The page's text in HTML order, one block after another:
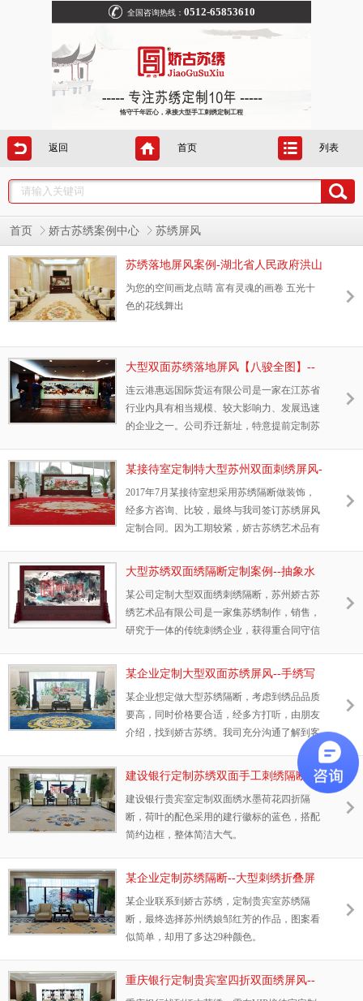
全国咨询热线： 0512-65853610
恪守千年匠心，承接大型手工刺绣定制工程
返回 首页 列表
首页 娇古苏绣案例中心 苏绣屏风
苏绣落地屏风案例-湖北省人民政府洪山
大礼堂
为您的空间画龙点睛 富有灵魂的画卷 五光十
色的花线舞出
大型双面苏绣落地屏风【八骏全图】--
连云港惠远公司定制
连云港惠远国际货运有限公司是一家在江苏省
行业内具有相当规模、较大影响力、发展迅速
的企业之一。公司乔迁新址，特意提前定制苏
苏州实地考察。最终确定为董事长办公室定制
某接待室定制特大型苏州双面刺绣屏风-
-年年有余苏绣隔断
2017年7月某接待室想采用苏绣隔断做装饰，
经多方咨询、比较，最终与我司签订苏绣屏风
定制合同。因为工期较紧，娇古苏绣艺术品有
终耗时将近3个月顺利交货，现场效果很好！
大型苏绣双面绣隔断定制案例--抽象水
墨山水题材刺绣屏风
某公司定制大型双面绣刺绣隔断，苏州娇古苏
绣艺术品有限公司是一家集苏绣制作，销售，
研究于一体的传统刺绣企业，获得重合同守信
0512-65853610
某企业定制大型双面苏绣屏风--手绣写
实荷塘刺绣隔断
某企业想定做大型苏绣隔断，考虑到绣品品质
要高，同时价格要合适，经多方打听，由朋友
介绍，找到娇古苏绣。我司充分沟通了解到客
户的要求，安排资深绣娘绣制，在约定时间顺
利交货，获得客户好评。
建设银行定制苏绣双面手工刺绣隔断--
大型苏绣屏风定做案例
建设银行贵宾室定制双面绣水墨荷花四折隔
断，荷叶的配色采用的建行徽标的蓝色，搭配
简约边框，整体简洁大气。
某企业定制苏绣隔断--大型刺绣折叠屏
风定制案例
某企业联系到娇古苏绣，定制贵宾室苏绣隔
断，最终选择苏州绣娘邹红芳的作品，图案看
似简单，却用了多达29种颜色。
重庆银行定制贵宾室四折双面绣屏风--